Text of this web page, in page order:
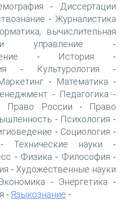
-
Диссертации
- Журналистика
вычислительная
управление -
- История -
- Культурология -
- Математика -
- Педагогика -
Право России -
Право
- Психология -
- Социология -
Технические науки -
- Физика - Философия -
- Художественные науки
- Энергетика -
- Языкознание -